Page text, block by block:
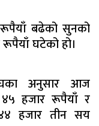
बढेको सुनको
घटेको हो।
अनुसार आज
हजार रूपैयाँ र
हजार तीन सय